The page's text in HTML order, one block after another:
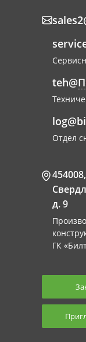
teh@
Отдел
454008,
д. 9
ГК